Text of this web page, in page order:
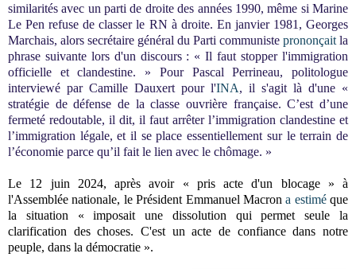
similarités avec un parti de droite des années 1990, même si Marine
Le Pen refuse de classer le RN à droite. En janvier 1981, Georges
Marchais, alors secrétaire général du Parti communiste prononçait la
phrase suivante lors d'un discours : « Il faut stopper l'immigration
officielle et clandestine. » Pour Pascal Perrineau, politologue
interviewé par Camille Dauxert pour l'INA, il s'agit là d'une «
stratégie de défense de la classe ouvrière française. C’est d’une
fermeté redoutable, il dit, il faut arrêter l’immigration clandestine et
l’immigration légale, et il se place essentiellement sur le terrain de
l’économie parce qu’il fait le lien avec le chômage. »
Le 12 juin 2024, après avoir « pris acte d'un blocage » à
l'Assemblée nationale, le Président Emmanuel Macrona estiméque
la situation « imposait une dissolution qui permet seule la
clarification des choses. C'est un acte de confiance dans notre
peuple, dans la démocratie ».